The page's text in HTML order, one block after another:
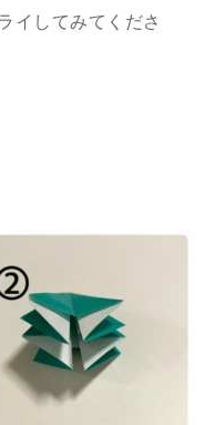
イしてみてくださ